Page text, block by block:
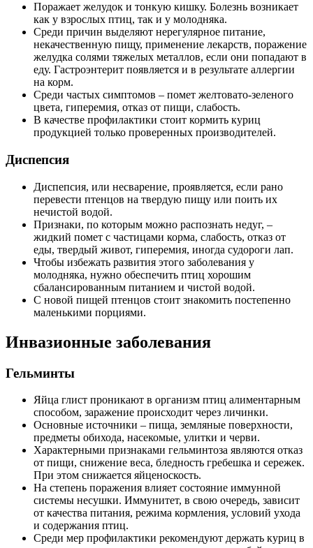
Поражает желудок и тонкую кишку. Болезнь возникает
как у взрослых птиц, так и у молодняка.
Среди причин выделяют нерегулярное питание,
некачественную пищу, применение лекарств, поражение
желудка солями тяжелых металлов, если они попадают в
еду. Гастроэнтерит появляется и в результате аллергии
на корм.
Среди частых симптомов – помет желтовато-зеленого
цвета, гиперемия, отказ от пищи, слабость.
В качестве профилактики стоит кормить куриц
продукцией только проверенных производителей.
Диспепсия
Диспепсия, или несварение, проявляется, если рано
перевести птенцов на твердую пищу или поить их
нечистой водой.
Признаки, по которым можно распознать недуг, –
жидкий помет с частицами корма, слабость, отказ от
еды, твердый живот, гиперемия, иногда судороги лап.
Чтобы избежать развития этого заболевания у
молодняка, нужно обеспечить птиц хорошим
сбалансированным питанием и чистой водой.
С новой пищей птенцов стоит знакомить постепенно
маленькими порциями.
Инвазионные заболевания
Гельминты
Яйца глист проникают в организм птиц алиментарным
способом, заражение происходит через личинки.
Основные источники – пища, земляные поверхности,
предметы обихода, насекомые, улитки и черви.
Характерными признаками гельминтоза являются отказ
от пищи, снижение веса, бледность гребешка и сережек.
При этом снижается яйценоскость.
На степень поражения влияет состояние иммунной
системы несушки. Иммунитет, в свою очередь, зависит
от качества питания, режима кормления, условий ухода
и содержания птиц.
Среди мер профилактики рекомендуют держать куриц в